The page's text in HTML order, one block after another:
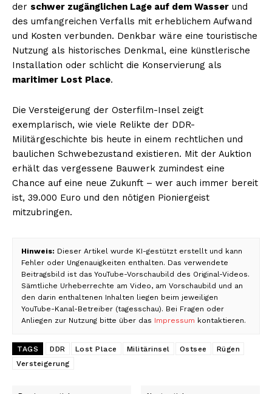
der schwer zugänglichen Lage auf dem Wasser und
des umfangreichen Verfalls mit erheblichem Aufwand
und Kosten verbunden. Denkbar wäre eine touristische
Nutzung als historisches Denkmal, eine künstlerische
Installation oder schlicht die Konservierung als
maritimer Lost Place.
Die Versteigerung der Osterfilm-Insel zeigt
exemplarisch, wie viele Relikte der DDR-
Militärgeschichte bis heute in einem rechtlichen und
baulichen Schwebezustand existieren. Mit der Auktion
erhält das vergessene Bauwerk zumindest eine
Chance auf eine neue Zukunft – wer auch immer bereit
ist, 39.000 Euro und den nötigen Pioniergeist
mitzubringen.
Hinweis: Dieser Artikel wurde KI-gestützt erstellt und kann
Fehler oder Ungenauigkeiten enthalten. Das verwendete
Beitragsbild ist das YouTube-Vorschaubild des Original-Videos.
Sämtliche Urheberrechte am Video, am Vorschaubild und an
den darin enthaltenen Inhalten liegen beim jeweiligen
YouTube-Kanal-Betreiber (tagesschau). Bei Fragen oder
Anliegen zur Nutzung bitte über das Impressum kontaktieren.
TAGS DDR Lost Place Militärinsel Ostsee
Rügen
Versteigerung